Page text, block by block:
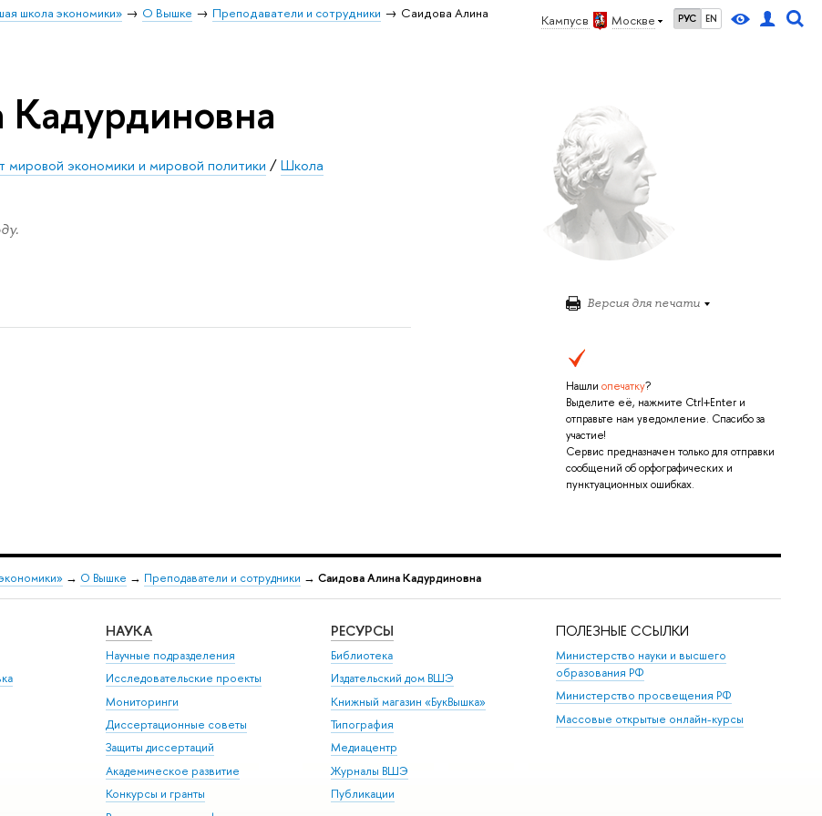
Кампус в Москве РУС EN
школа экономики» О Вышке Преподаватели и сотрудники
Саидова Алина
Версия для печати
Нашли опечатку?
Выделите её, нажмите Ctrl+Enter и
отправьте нам уведомление. Спасибо за
участие!
Сервис предназначен только для отправки
сообщений об орфографических и
пунктуационных ошибках.
мировой экономики и мировой политики /Школа
→ О Вышке → Преподаватели и сотрудники → Саидова Алина Кадурдиновна
НАУКА
Научные подразделения
Исследовательские проекты
Мониторинги
Диссертационные советы
Защиты диссертаций
Академическое развитие
Конкурсы и гранты
РЕСУРСЫ
Библиотека
Издательский дом ВШЭ
Книжный магазин «БукВышка»
Типография
Медиацентр
Журналы ВШЭ
Публикации
ПОЛЕЗНЫЕ ССЫЛКИ
Министерство науки и высшего
образования РФ
Министерство просвещения РФ
Массовые открытые онлайн-курсы